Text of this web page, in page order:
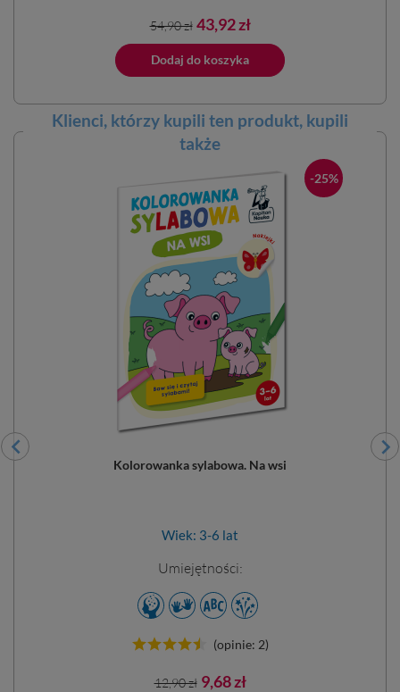
Cena
podstawowa
54,90 zł Cena
43,92 zł
Dodaj do koszyka
Klienci, którzy kupili ten produkt, kupili
także
-25%
Kolorowanka sylabowa. Na wsi
Wiek: 3-6 lat
Umiejętności:
(opinie: 2)
Cena
12,90 zł Cena
9,68 zł